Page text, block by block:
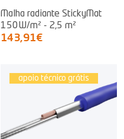
Malha radiante StickyMat
150W/m² - 2,5 m²
143,91€
apoio técnico grátis